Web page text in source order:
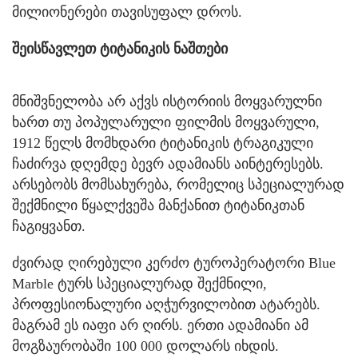
მილიონერები თავისუფალ დროს.
შეისწავლეთ ტიტანიკის ნაშთები
მნიშვნელობა არ აქვს ისტორიის მოყვარულნი
ხართ თუ პოპულარული ფილმის მოყვარული,
1912 წელს მომხდარი ტიტანიკის ტრაგიკული
ჩაძირვა დღემდე ბევრ ადამიანს აინტერესებს.
არსებობს მომსახურება, რომელიც სპეციალურად
შექმნილი წყალქვეშა მანქანით ტიტანიკთან
ჩაგიყვანთ.
ძვირად ღირებული კერძო ტუროპერატორი Blue
Marble ტურს სპეციალურად შექმნილი,
პროფესიონალური აღჭურვილობით ატარებს.
მაგრამ ეს იაფი არ ღირს. ერთი ადამიანი ამ
მოგზაურობაში 100 000 დოლარს იხდის.